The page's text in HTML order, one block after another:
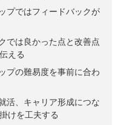
プではフィードバックが
では良かった点と改善点
える
プの難易度を事前に合わ
活、キャリア形成につな
けを工夫する